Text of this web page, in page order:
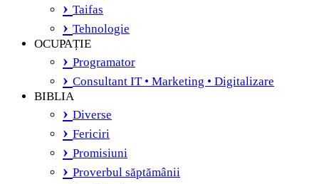
Taifas
Tehnologie
OCUPAȚIE
Programator
Consultant IT • Marketing • Digitalizare
BIBLIA
Diverse
Fericiri
Promisiuni
Proverbul săptămânii